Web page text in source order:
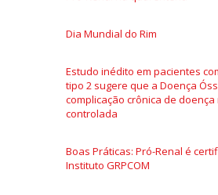
Dia Mundial do Rim
Estudo inédito em pacientes
tipo 2 sugere que a Doença
complicação crônica de doença
controlada
Boas Práticas: Pró-Renal é
Instituto GRPCOM